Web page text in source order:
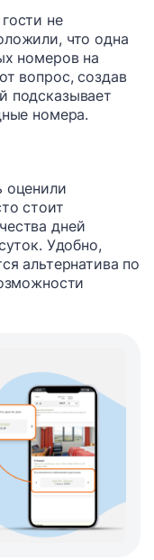
не
что одна
номеров на
вопрос, создав
подсказывает
номера.
оценили
стоит
дней
Удобно,
альтернатива по